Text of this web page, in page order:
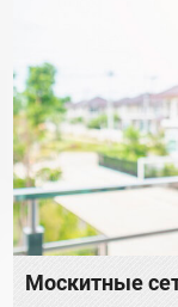
Москитные